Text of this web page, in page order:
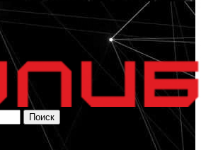
Поиск